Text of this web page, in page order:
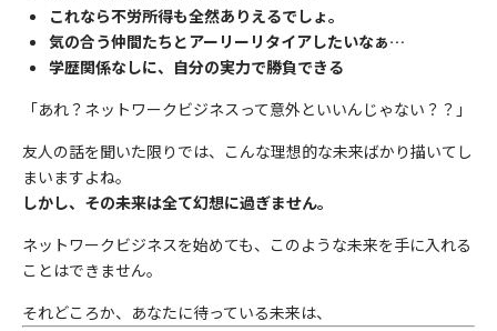
これなら不労所得も全然ありえるでしょ。
気の合う仲間たちとアーリーリタイアしたいなぁ…
学歴関係なしに、自分の実力で勝負できる
「あれ？ネットワークビジネスって意外といいんじゃない？？」
友人の話を聞いた限りでは、こんな理想的な未来ばかり描いてし
まいますよね。
しかし、その未来は全て幻想に過ぎません。
ネットワークビジネスを始めても、このような未来を手に入れる
ことはできません。
それどころか、あなたに待っている未来は、